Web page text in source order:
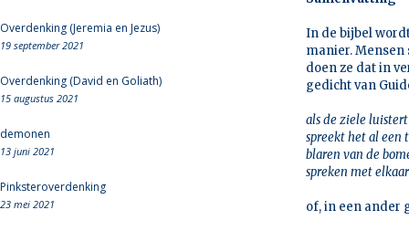
Overdenking (Jeremia en Jezus)
19 september 2021
Overdenking (David en Goliath)
15 augustus 2021
demonen
13 juni 2021
Pinksteroverdenking
23 mei 2021
In de bijbel
manier. Mensen
doen ze dat in
gedicht van
als de ziele luistert
spreekt het al een
blaren van de
spreken met
of, in een ander